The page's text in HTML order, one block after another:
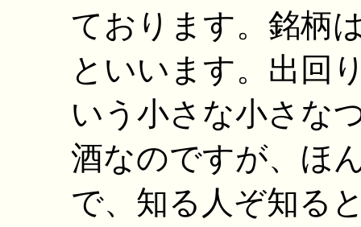
ております。銘柄
といいます。出回
いう小さな小さな
酒なのですが、ほ
で、知る人ぞ知る